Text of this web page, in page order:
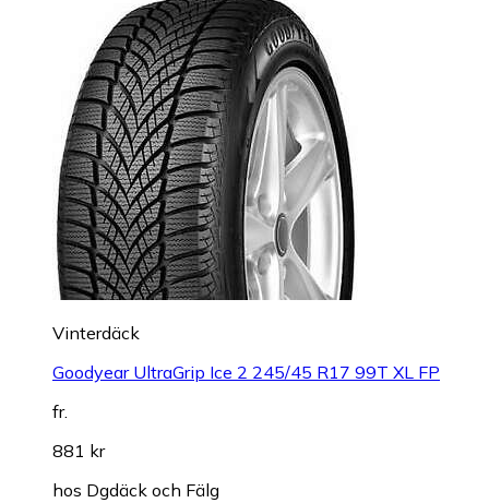
Vinterdäck
Goodyear UltraGrip Ice 2 245/45 R17 99T XL FP
fr.
881 kr
hos Dgdäck och Fälg